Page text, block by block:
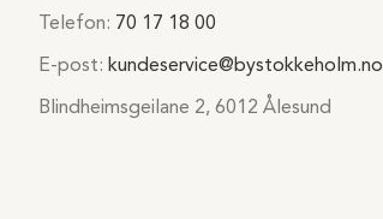
Telefon: 70 17 18 00
E-post: kundeservice@bystokkeholm.no
Blindheimsgeilane 2, 6012 Ålesund